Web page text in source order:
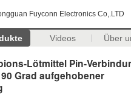
Fuyconn Electronics Co,.LTD
Videos Über
Lötmittel Pin-
Grad aufgehobener